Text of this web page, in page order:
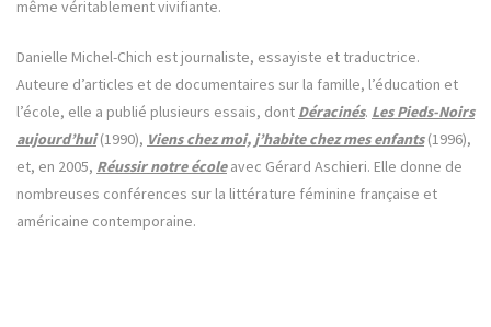
même véritablement vivifiante.
Danielle Michel-Chich est journaliste, essayiste et traductrice.
Auteure d’articles et de documentaires sur la famille, l’éducation et
l’école, elle a publié plusieurs essais, dont Déracinés. Les Pieds-Noirs
aujourd’hui(1990), Viens chez moi, j’habite chez mes enfants(1996),
et, en 2005, Réussir notre écoleavec Gérard Aschieri. Elle donne de
nombreuses conférences sur la littérature féminine française et
américaine contemporaine.